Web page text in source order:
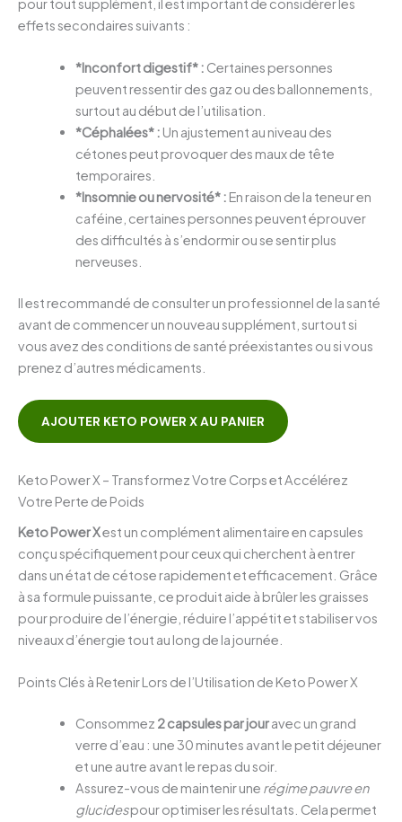
pour tout supplément, il est important de considérer les
effets secondaires suivants :
*Inconfort digestif* : Certaines personnes
peuvent ressentir des gaz ou des ballonnements,
surtout au début de l’utilisation.
*Céphalées* : Un ajustement au niveau des
cétones peut provoquer des maux de tête
temporaires.
*Insomnie ou nervosité* : En raison de la teneur en
caféine, certaines personnes peuvent éprouver
des difficultés à s’endormir ou se sentir plus
nerveuses.
Il est recommandé de consulter un professionnel de la santé
avant de commencer un nouveau supplément, surtout si
vous avez des conditions de santé préexistantes ou si vous
prenez d’autres médicaments.
AJOUTER KETO POWER X AU PANIER
Keto Power X – Transformez Votre Corps et Accélérez
Votre Perte de Poids
Keto Power Xest un complément alimentaire en capsules
conçu spécifiquement pour ceux qui cherchent à entrer
dans un état de cétose rapidement et efficacement. Grâce
à sa formule puissante, ce produit aide à brûler les graisses
pour produire de l’énergie, réduire l’appétit et stabiliser vos
niveaux d’énergie tout au long de la journée.
Points Clés à Retenir Lors de l’Utilisation de Keto Power X
Consommez 2 capsules par jouravec un grand
verre d’eau : une 30 minutes avant le petit déjeuner
et une autre avant le repas du soir.
Assurez-vous de maintenir une régime pauvre en
glucidespour optimiser les résultats. Cela permet